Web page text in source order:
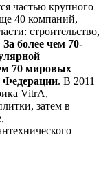
частью крупного
40 компаний,
строительство,
За более чем 70-
70 мировых
Федерации. В 2011
VitrA,
затем в